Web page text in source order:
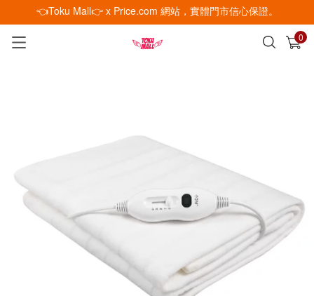
👈Toku Mall👉 x Price.com 網站，實體門市信心保證。
0
已加入購物車 查看